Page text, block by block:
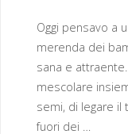
Oggi pensavo a
merenda dei
sana e
mescolare
semi, di legare
fuori dei …